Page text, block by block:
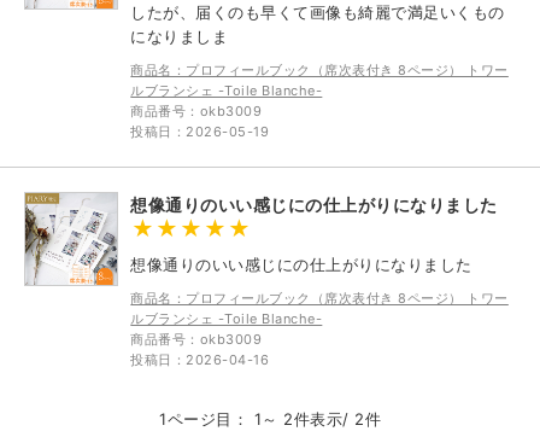
したが、届くのも早くて画像も綺麗で満足いくもの
になりましま
商品名：プロフィールブック（席次表付き 8ページ） トワー
ルブランシェ -Toile Blanche-
商品番号：okb3009
投稿日：2026-05-19
想像通りのいい感じにの仕上がりになりました
想像通りのいい感じにの仕上がりになりました
商品名：プロフィールブック（席次表付き 8ページ） トワー
ルブランシェ -Toile Blanche-
商品番号：okb3009
投稿日：2026-04-16
1ページ目： 1～ 2件表示/ 2件